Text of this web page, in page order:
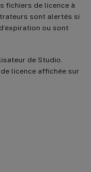
fichiers de licence à
sont alertés si
ou sont
de Studio.
de licence affichée sur